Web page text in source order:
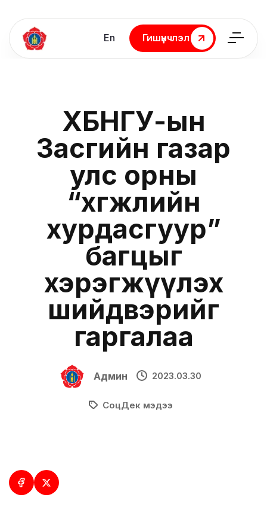
En
Гишүүнчлэл
Гишүүнчлэл
ХБНГУ-ын
Засгийн газар
улс орны
“хөгжлийн
хурдасгуур”
багцыг
хэрэгжүүлэх
шийдвэрийг
гаргалаа
Админ 2023.03.30
СоцДек мэдээ